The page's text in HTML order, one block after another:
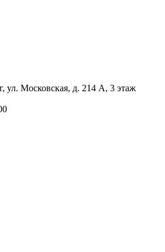
ул. Московская, д. 214 А, 3 этаж